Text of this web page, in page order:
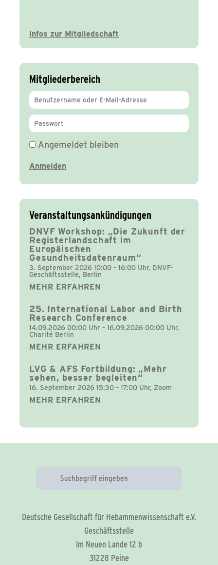
Infos zur Mitgliedschaft
Mitgliederbereich
Angemeldet bleiben
Veranstaltungsankündigungen
DNVF Workshop: „Die Zukunft der
Registerlandschaft im
Europäischen
Gesundheitsdatenraum“
3. September 2026 10:00 – 16:00 Uhr, DNVF-
Geschäftsstelle, Berlin
MEHR ERFAHREN
25. International Labor and Birth
Research Conference
14.09.2026 00:00 Uhr – 16.09.2026 00:00 Uhr,
Charité Berlin
MEHR ERFAHREN
LVG & AFS Fortbildung: „Mehr
sehen, besser begleiten“
16. September 2026 15:30 – 17:00 Uhr, Zoom
MEHR ERFAHREN
Deutsche Gesellschaft für Hebammenwissenschaft e.V.
Geschäftsstelle
Im Neuen Lande 12 b
31228 Peine